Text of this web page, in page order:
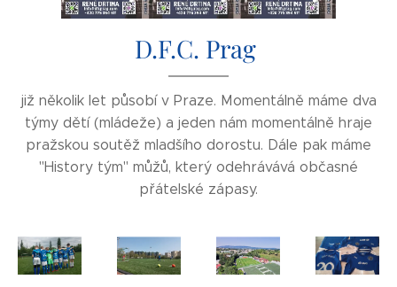
D.F.C. Prag
již několik let působí v Praze. Momentálně máme dva
týmy dětí (mládeže) a jeden nám momentálně hraje
pražskou soutěž mladšího dorostu. Dále pak máme
"History tým" můžů, který odehrávává občasné
přátelské zápasy.